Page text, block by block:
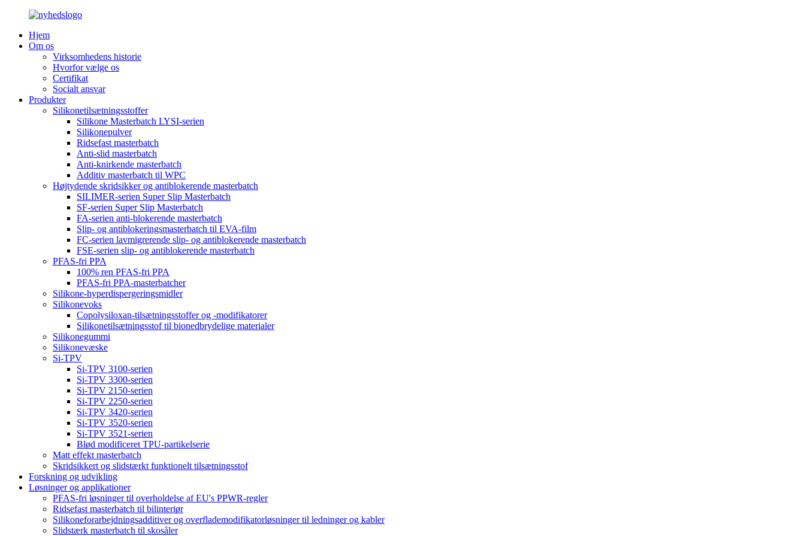
Hjem
Om os
Virksomhedens historie
Hvorfor vælge os
Certifikat
Socialt ansvar
Produkter
Silikonetilsætningsstoffer
Silikone Masterbatch LYSI-serien
Silikonepulver
Ridsefast masterbatch
Anti-slid masterbatch
Anti-knirkende masterbatch
Additiv masterbatch til WPC
Højtydende skridsikker og antiblokerende masterbatch
SILIMER-serien Super Slip Masterbatch
SF-serien Super Slip Masterbatch
FA-serien anti-blokerende masterbatch
Slip- og antiblokeringsmasterbatch til EVA-film
FC-serien lavmigrerende slip- og antiblokerende masterbatch
FSE-serien slip- og antiblokerende masterbatch
PFAS-fri PPA
100% ren PFAS-fri PPA
PFAS-fri PPA-masterbatcher
Silikone-hyperdispergeringsmidler
Silikonevoks
Copolysiloxan-tilsætningsstoffer og -modifikatorer
Silikonetilsætningsstof til bionedbrydelige materialer
Silikonegummi
Silikonevæske
Si-TPV
Si-TPV 3100-serien
Si-TPV 3300-serien
Si-TPV 2150-serien
Si-TPV 2250-serien
Si-TPV 3420-serien
Si-TPV 3520-serien
Si-TPV 3521-serien
Blød modificeret TPU-partikelserie
Matt effekt masterbatch
Skridsikkert og slidstærkt funktionelt tilsætningsstof
Forskning og udvikling
Løsninger og applikationer
PFAS-fri løsninger til overholdelse af EU's PPWR-regler
Ridsefast masterbatch til bilinteriør
Silikoneforarbejdningsadditiver og overflademodifikatorløsninger til ledninger og kabler
Slidstærk masterbatch til skosåler